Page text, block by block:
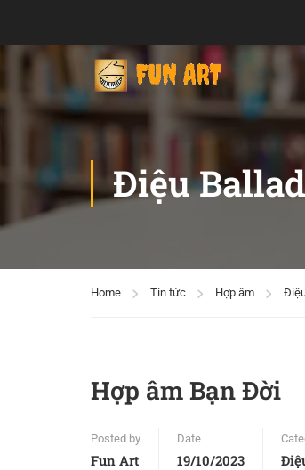
Điệu
Home Tin tức Hợp âm
Hợp âm Bạn Đời
Posted by
Fun Art
Date
19/10/2023